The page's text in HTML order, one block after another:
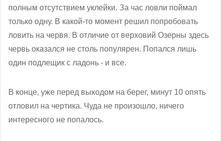
полным отсутствием уклейки. За час ловли поймал
только одну. В какой-то момент решил попробовать
ловить на червя. В отличие от верховий Озерны здесь
червь оказался не столь популярен. Попался лишь
один подлещик с ладонь - и все.
В конце, уже перед выходом на берег, минут 10 опять
отловил на чертика. Чуда не произошло, ничего
интересного не попалось.